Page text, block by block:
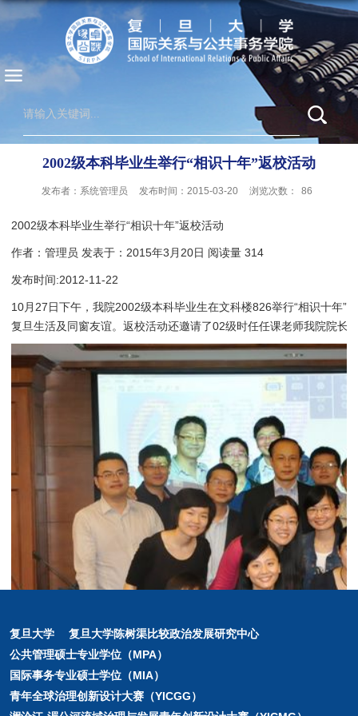
2002级本科毕业生举行“相识十年”返校活动
发布者：系统管理员 发布时间：2015-03-20 浏览次数： 86
2002级本科毕业生举行“相识十年”返校活动
作者：管理员 发表于：2015年3月20日 阅读量 314
发布时间:2012-11-22
10月27日下午，我院2002级本科毕业生在文科楼826举行“相识十年”
复旦生活及同窗友谊。返校活动还邀请了02级时任任课老师我院院长
复旦大学
复旦大学陈树渠比较政治发展研究中心
公共管理硕士专业学位（MPA）
国际事务专业硕士学位（MIA）
青年全球治理创新设计大赛（YICGG）